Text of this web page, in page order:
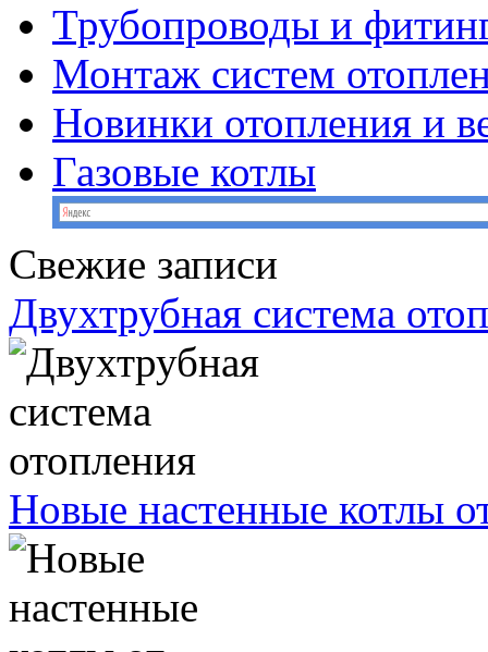
Трубопроводы и
Монтаж систем
Новинки отопления и
Газовые котлы
Свежие записи
Двухтрубная система
Новые настенные котлы